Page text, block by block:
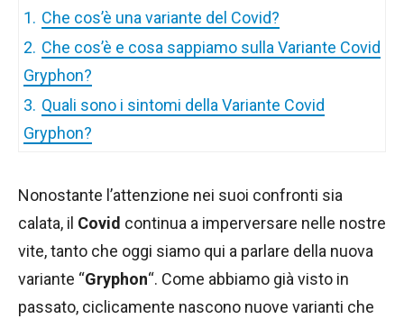
1. Che cos’è una variante del Covid?
2. Che cos’è e cosa sappiamo sulla Variante Covid
Gryphon?
3. Quali sono i sintomi della Variante Covid
Gryphon?
Nonostante l’attenzione nei suoi confronti sia
calata, il Covid continua a imperversare nelle nostre
vite, tanto che oggi siamo qui a parlare della nuova
variante “Gryphon“. Come abbiamo già visto in
passato, ciclicamente nascono nuove varianti che